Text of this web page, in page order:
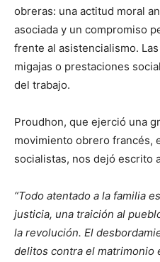
obreras: una actitud moral
asociada y un compromiso
frente al asistencialismo.
migajas o prestaciones
del trabajo.
Proudhon, que ejerció una
movimiento obrero francés,
socialistas, nos dejó escrito
“Todo atentado a la familia
justicia, una traición al
la revolución. El
delitos contra el matrimonio